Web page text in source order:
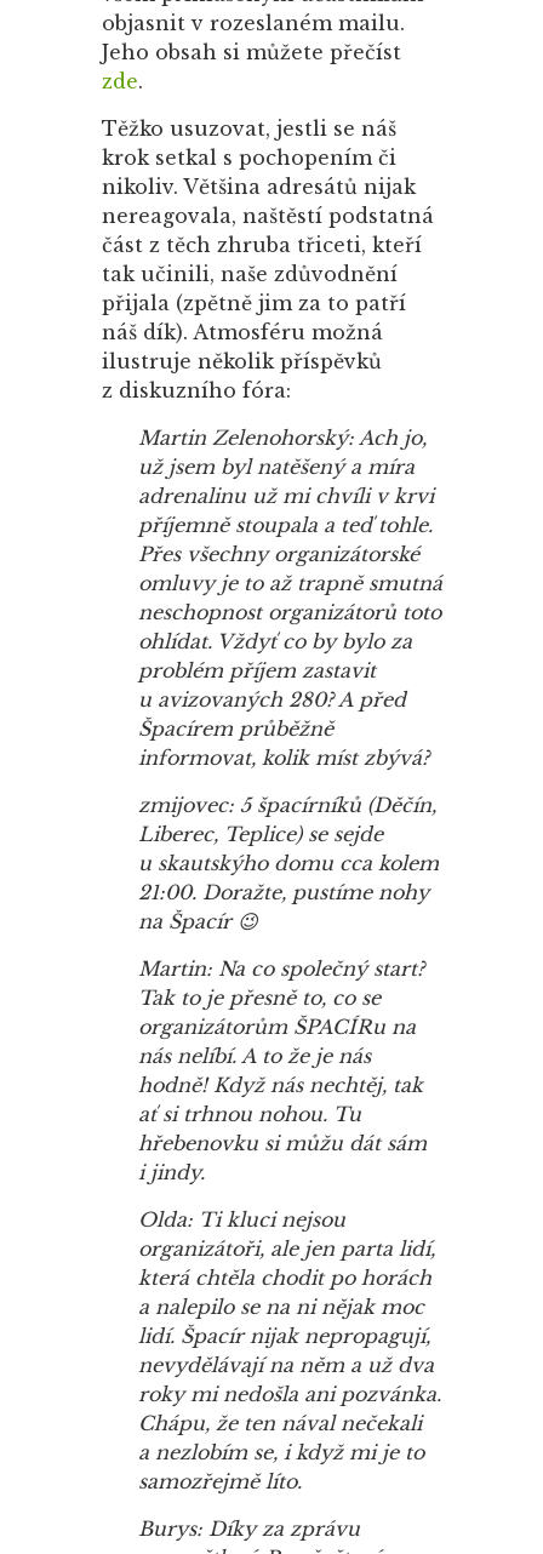
objasnit v rozeslaném mailu.
Jeho obsah si můžete přečíst
zde.
Těžko usuzovat, jestli se náš
krok setkal s pochopením či
nikoliv. Většina adresátů nijak
nereagovala, naštěstí podstatná
část z těch zhruba třiceti, kteří
tak učinili, naše zdůvodnění
přijala (zpětně jim za to patří
náš dík). Atmosféru možná
ilustruje několik příspěvků
z diskuzního fóra:
Martin Zelenohorský: Ach jo,
už jsem byl natěšený a míra
adrenalinu už mi chvíli v krvi
příjemně stoupala a teď tohle.
Přes všechny organizátorské
omluvy je to až trapně smutná
neschopnost organizátorů toto
ohlídat. Vždyť co by bylo za
problém příjem zastavit
u avizovaných 280? A před
Špacírem průběžně
informovat, kolik míst zbývá?
zmijovec: 5 špacírníků (Děčín,
Liberec, Teplice) se sejde
u skautskýho domu cca kolem
21:00. Doražte, pustíme nohy
na Špacír 😉
Martin: Na co společný start?
Tak to je přesně to, co se
organizátorům ŠPACÍRu na
nás nelíbí. A to že je nás
hodně! Když nás nechtěj, tak
ať si trhnou nohou. Tu
hřebenovku si můžu dát sám
i jindy.
Olda: Ti kluci nejsou
organizátoři, ale jen parta lidí,
která chtěla chodit po horách
a nalepilo se na ni nějak moc
lidí. Špacír nijak nepropagují,
nevydělávají na něm a už dva
roky mi nedošla ani pozvánka.
Chápu, že ten nával nečekali
a nezlobím se, i když mi je to
samozřejmě líto.
Burys: Díky za zprávu